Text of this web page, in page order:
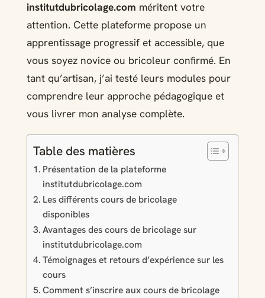
institutdubricolage.com méritent votre
attention. Cette plateforme propose un
apprentissage progressif et accessible, que
vous soyez novice ou bricoleur confirmé. En
tant qu’artisan, j’ai testé leurs modules pour
comprendre leur approche pédagogique et
vous livrer mon analyse complète.
Table des matières
Présentation de la plateforme
institutdubricolage.com
Les différents cours de bricolage
disponibles
Avantages des cours de bricolage sur
institutdubricolage.com
Témoignages et retours d’expérience sur les
cours
Comment s’inscrire aux cours de bricolage